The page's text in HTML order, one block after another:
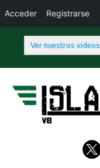
Ver nuestros videos
contenido
Acceder Registrarse